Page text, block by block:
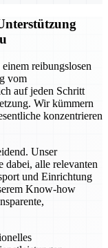
reibungslosen
vom
auf jeden Schritt
Wir kümmern
konzentrieren
Unser
dabei, alle relevanten
und Einrichtung
Know-how